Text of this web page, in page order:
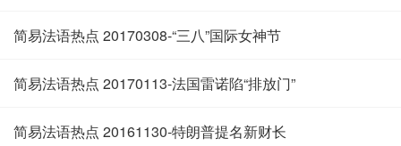
简易法语热点 20170308-“三八”国际女神节
简易法语热点 20170113-法国雷诺陷“排放门”
简易法语热点 20161130-特朗普提名新财长